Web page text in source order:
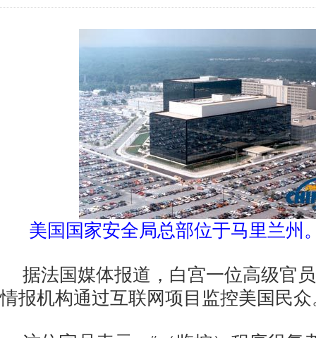
美国国家安全局总部位于马里兰州
据法国媒体报道，白宫一位高级官
情报机构通过互联网项目监控美国民众